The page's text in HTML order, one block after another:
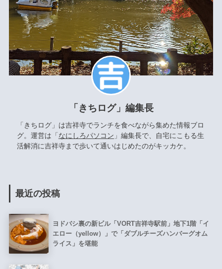
「きちログ」編集長
「きちログ」は吉祥寺でランチを食べながら集めた情報ブロ
グ。運営は「 なにしろパソコン 」編集長で、自宅にこもる生
活解消に吉祥寺まで歩いて通いはじめたのがキッカケ。
最近の投稿
ヨドバシ裏の新ビル「VORT吉祥寺駅前」地下1階「イ
エロー（yellow）」で「ダブルチーズハンバーグオム
ライス」を堪能